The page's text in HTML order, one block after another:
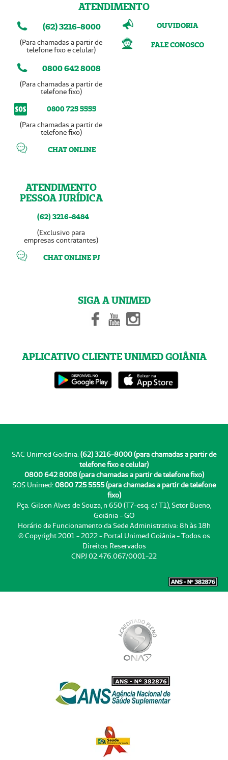
ATENDIMENTO
(62) 3216-8000
(Para chamadas a partir de
telefone fixo e celular)
0800 642 8008
(Para chamadas a partir de
telefone fixo)
0800 725 5555
(Para chamadas a partir de
telefone fixo)
CHAT ONLINE
ATENDIMENTO
PESSOA JURÍDICA
(62) 3216-8484
(Exclusivo para
empresas contratantes)
CHAT ONLINE PJ
OUVIDORIA
FALE CONOSCO
SIGA A UNIMED
APLICATIVO CLIENTE UNIMED GOIÂNIA
SAC Unimed Goiânia: (62) 3216-8000 (para chamadas a partir de
telefone fixo e celular)
0800 642 8008 (para chamadas a partir de telefone fixo)
SOS Unimed: 0800 725 5555 (para chamadas a partir de telefone
fixo)
Pça. Gilson Alves de Souza, n 650 (T7-esq. c/ T1), Setor Bueno,
Goiânia - GO
Horário de Funcionamento da Sede Administrativa: 8h às 18h
© Copyright 2001 - 2022 - Portal Unimed Goiânia - Todos os
Direitos Reservados
CNPJ 02.476.067/0001-22